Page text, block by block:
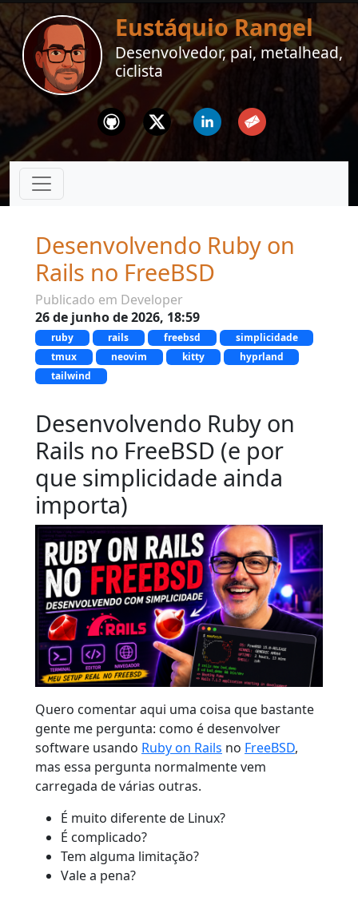
Eustáquio Rangel
Desenvolvedor, pai, metalhead,
ciclista
Github Twitter Linkedin Email
Desenvolvendo Ruby on
Rails no FreeBSD
Publicado em Developer
26 de junho de 2026, 18:59
ruby rails freebsd
simplicidade
tmux
neovim kitty
hyprland
tailwind
Desenvolvendo Ruby on
Rails no FreeBSD (e por
que simplicidade ainda
importa)
Quero comentar aqui uma coisa que bastante
gente me pergunta: como é desenvolver
software usando Ruby on Rails no FreeBSD,
mas essa pergunta normalmente vem
carregada de várias outras.
É muito diferente de Linux?
É complicado?
Tem alguma limitação?
Vale a pena?